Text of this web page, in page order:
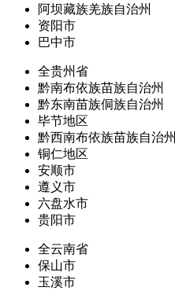
阿坝藏族羌族自治州
资阳市
巴中市
全贵州省
黔南布依族苗族自治州
黔东南苗族侗族自治州
毕节地区
黔西南布依族苗族自治州
铜仁地区
安顺市
遵义市
六盘水市
贵阳市
全云南省
保山市
玉溪市